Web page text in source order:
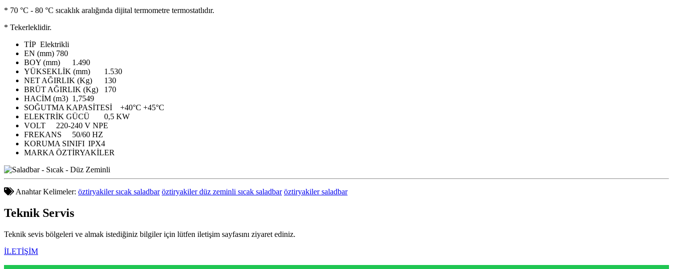
* 70 °C - 80 °C sıcaklık aralığında dijital termometre termostatlıdır.
* Tekerleklidir.
TİP Elektrikli
EN (mm) 780
BOY (mm)
1.490
YÜKSEKLİK (mm)
1.530
NET AĞIRLIK (Kg)
130
BRÜT AĞIRLIK (Kg)
170
HACİM (m3) 1,7549
SOĞUTMA KAPASİTESİ
+40°C +45°C
ELEKTRİK GÜCÜ
0,5 KW
VOLT
220-240 V NPE
FREKANS
50/60 HZ
KORUMA SINIFI IPX4
MARKA ÖZTİRYAKİLER
Anahtar Kelimeler: öztiryakiler sıcak saladbar öztiryakiler düz zeminli sıcak saladbar öztiryakiler saladbar
Teknik Servis
Teknik sevis bölgeleri ve almak istediğiniz bilgiler için lütfen iletişim sayfasını ziyaret ediniz.
İLETİŞİM